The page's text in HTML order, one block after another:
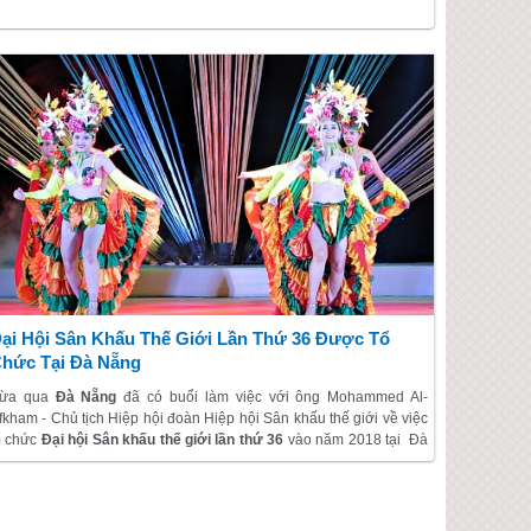
đây.
Hội Sân Khấu Thế Giới Lần Thứ 36 Được Tổ
Tại Đà Nẵng
qua Đà Nẵng đã có buổi làm việc với ông Mohammed Al-
- Chủ tịch Hiệp hội đoàn Hiệp hội Sân khấu thế giới về việc
chức Đại hội Sân khấu thế giới lần thứ 36 vào năm 2018 tại Đà